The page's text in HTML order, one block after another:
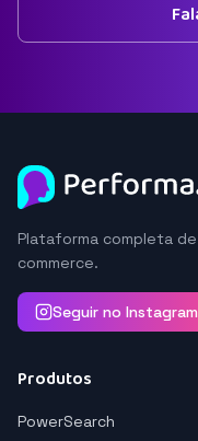
Plataforma completa
commerce.
Seguir no Instagram
Produtos
PowerSearch